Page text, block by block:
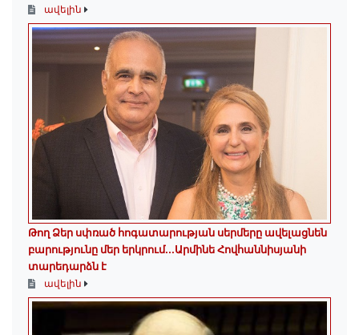
ավելին
Թող Ձեր սփռած հոգատարության սերմերը ավելացնեն
բարությունը մեր երկրում․․․Արմինե Հովհաննիսյանի
տարեդարձն է
ավելին